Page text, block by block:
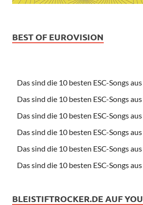
BEST OF EUROVISION
Das sind die 10 besten ESC-Songs
Das sind die 10 besten ESC-Songs
Das sind die 10 besten ESC-Songs
Das sind die 10 besten ESC-Songs
Das sind die 10 besten ESC-Songs
Das sind die 10 besten ESC-Songs
BLEISTIFTROCKER.DE AUF